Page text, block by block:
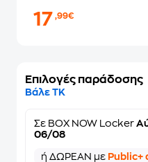
17,99€
Επιλογές παράδοσης
Βάλε ΤΚ
Σε BOX NOW Locker
06/08
ή ΔΩΡΕΑΝ με Public+